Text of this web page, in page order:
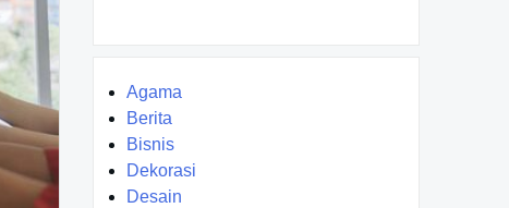
Agama
Berita
Bisnis
Dekorasi
Desain